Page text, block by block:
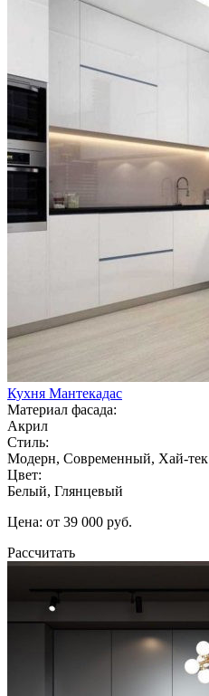
Кухня Мантекадас
Материал фасада:
Акрил
Стиль:
Модерн, Современный, Хай-тек
Цвет:
Белый, Глянцевый
Цена: от 39 000 руб.
Рассчитать